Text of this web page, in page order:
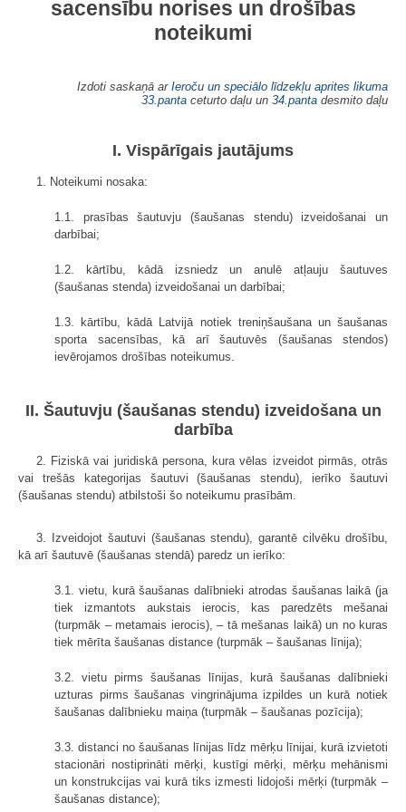
sacensību norises un drošības
noteikumi
Izdoti saskaņā ar Ieroču un speciālo līdzekļu aprites likuma
33.panta ceturto daļu un 34.panta desmito daļu
I. Vispārīgais jautājums
1. Noteikumi nosaka:
1.1. prasības šautuvju (šaušanas stendu) izveidošanai un
darbībai;
1.2. kārtību, kādā izsniedz un anulē atļauju šautuves
(šaušanas stenda) izveidošanai un darbībai;
1.3. kārtību, kādā Latvijā notiek treniņšaušana un šaušanas
sporta sacensības, kā arī šautuvēs (šaušanas stendos)
ievērojamos drošības noteikumus.
II. Šautuvju (šaušanas stendu) izveidošana un
darbība
2. Fiziskā vai juridiskā persona, kura vēlas izveidot pirmās, otrās
vai trešās kategorijas šautuvi (šaušanas stendu), ierīko šautuvi
(šaušanas stendu) atbilstoši šo noteikumu prasībām.
3. Izveidojot šautuvi (šaušanas stendu), garantē cilvēku drošību,
kā arī šautuvē (šaušanas stendā) paredz un ierīko:
3.1. vietu, kurā šaušanas dalībnieki atrodas šaušanas laikā (ja
tiek izmantots aukstais ierocis, kas paredzēts mešanai
(turpmāk – metamais ierocis), – tā mešanas laikā) un no kuras
tiek mērīta šaušanas distance (turpmāk – šaušanas līnija);
3.2. vietu pirms šaušanas līnijas, kurā šaušanas dalībnieki
uzturas pirms šaušanas vingrinājuma izpildes un kurā notiek
šaušanas dalībnieku maiņa (turpmāk – šaušanas pozīcija);
3.3. distanci no šaušanas līnijas līdz mērķu līnijai, kurā izvietoti
stacionāri nostiprināti mērķi, kustīgi mērķi, mērķu mehānismi
un konstrukcijas vai kurā tiks izmesti lidojoši mērķi (turpmāk –
šaušanas distance);